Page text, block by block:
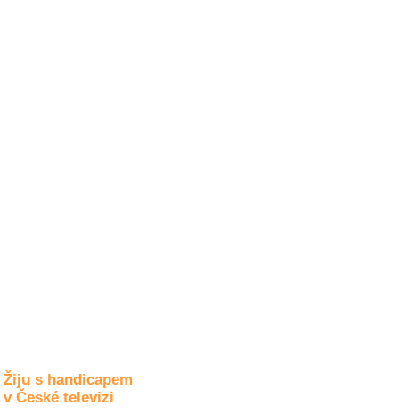
Žiju s handicapem
v České televizi